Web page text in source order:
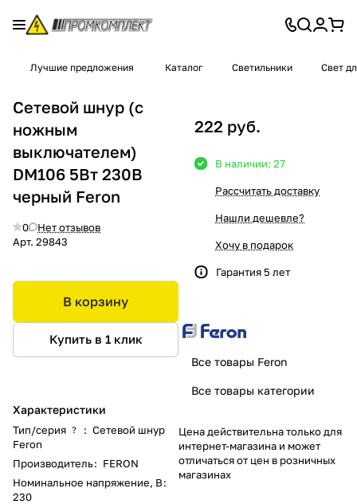
Лучшие предложения Каталог Светильники Свет
Сетевой шнур (с
ножным
выключателем)
DM106 5Вт 230В
черный Feron
0
Нет отзывов
Арт. 29843
В корзину
Купить в 1 клик
Характеристики
Тип/серия ? : Сетевой шнур
Feron
Производитель: FERON
Номинальное напряжение, В:
230
222 руб.
В наличии: 27
Рассчитать доставку
Нашли дешевле?
Хочу в подарок
Гарантия 5 лет
Все товары Feron
Все товары категории
Цена действительна только для
интернет-магазина и может
отличаться от цен в розничных
магазинах